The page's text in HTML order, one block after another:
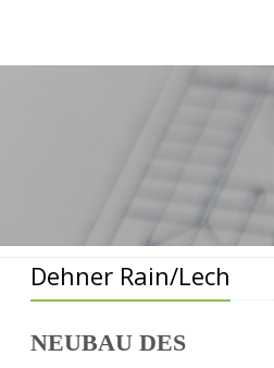
Dehner Rain/Lech
NEUBAU DES